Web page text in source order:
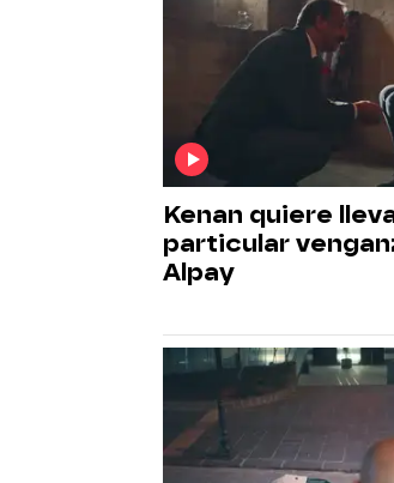
Kenan quiere
particular
Alpay